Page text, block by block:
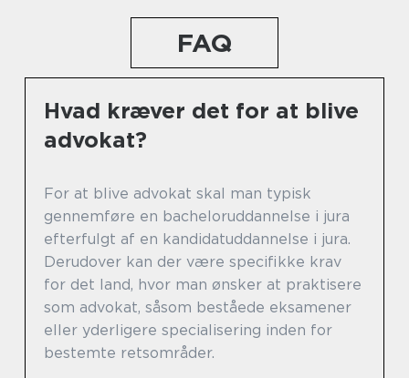
FAQ
Hvad kræver det for at blive
advokat?
For at blive advokat skal man typisk
gennemføre en bacheloruddannelse i jura
efterfulgt af en kandidatuddannelse i jura.
Derudover kan der være specifikke krav
for det land, hvor man ønsker at praktisere
som advokat, såsom beståede eksamener
eller yderligere specialisering inden for
bestemte retsområder.